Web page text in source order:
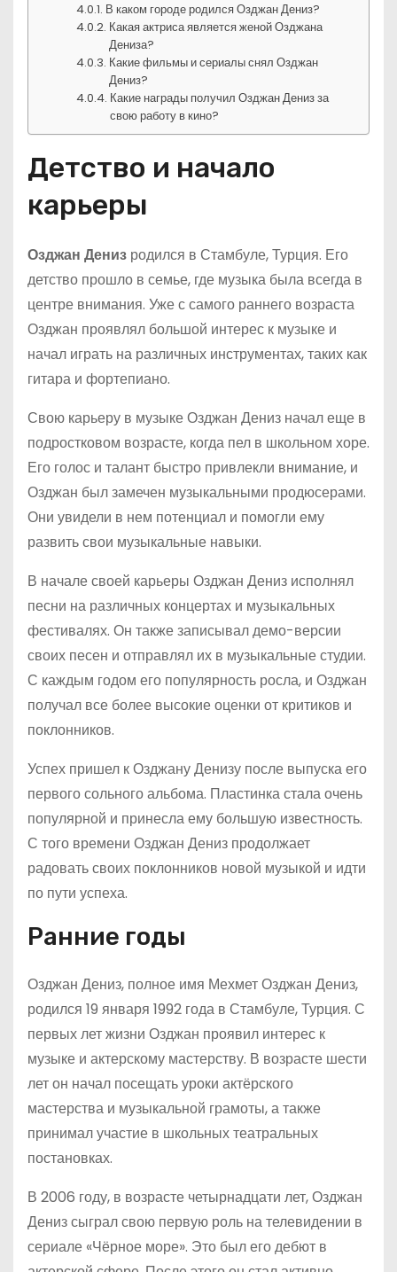
В каком городе родился Озджан Дениз?
Какая актриса является женой Озджана
Дениза?
Какие фильмы и сериалы снял Озджан
Дениз?
Какие награды получил Озджан Дениз за
свою работу в кино?
Детство и начало
карьеры
Озджан Дениз родился в Стамбуле, Турция. Его
детство прошло в семье, где музыка была всегда в
центре внимания. Уже с самого раннего возраста
Озджан проявлял большой интерес к музыке и
начал играть на различных инструментах, таких как
гитара и фортепиано.
Свою карьеру в музыке Озджан Дениз начал еще в
подростковом возрасте, когда пел в школьном хоре.
Его голос и талант быстро привлекли внимание, и
Озджан был замечен музыкальными продюсерами.
Они увидели в нем потенциал и помогли ему
развить свои музыкальные навыки.
В начале своей карьеры Озджан Дениз исполнял
песни на различных концертах и музыкальных
фестивалях. Он также записывал демо-версии
своих песен и отправлял их в музыкальные студии.
С каждым годом его популярность росла, и Озджан
получал все более высокие оценки от критиков и
поклонников.
Успех пришел к Озджану Денизу после выпуска его
первого сольного альбома. Пластинка стала очень
популярной и принесла ему большую известность.
С того времени Озджан Дениз продолжает
радовать своих поклонников новой музыкой и идти
по пути успеха.
Ранние годы
Озджан Дениз, полное имя Мехмет Озджан Дениз,
родился 19 января 1992 года в Стамбуле, Турция. С
первых лет жизни Озджан проявил интерес к
музыке и актерскому мастерству. В возрасте шести
лет он начал посещать уроки актёрского
мастерства и музыкальной грамоты, а также
принимал участие в школьных театральных
постановках.
В 2006 году, в возрасте четырнадцати лет, Озджан
Дениз сыграл свою первую роль на телевидении в
сериале «Чёрное море». Это был его дебют в